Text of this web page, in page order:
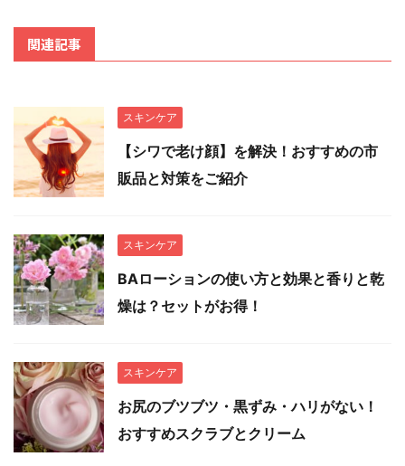
関連記事
スキンケア
【シワで老け顔】を解決！おすすめの市
販品と対策をご紹介
スキンケア
BAローションの使い方と効果と香りと乾
燥は？セットがお得！
スキンケア
お尻のブツブツ・黒ずみ・ハリがない！
おすすめスクラブとクリーム